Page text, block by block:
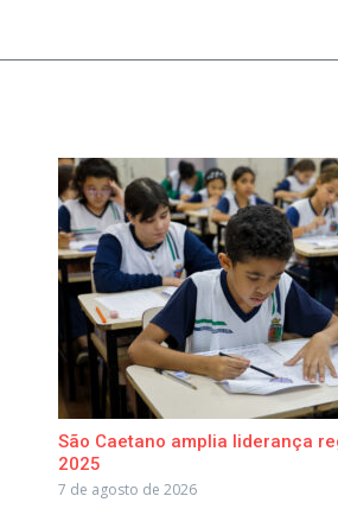
São Caetano amplia liderança
2025
7 de agosto de 2026